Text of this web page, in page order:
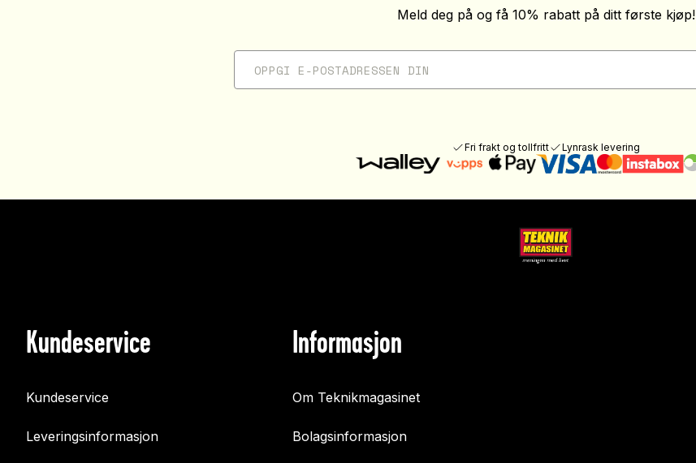
Meld deg på og få 10% rabatt på ditt første kjøp!
Fri frakt og tollfritt Lynrask levering
Kundeservice
Kundeservice
Leveringsinformasjon
Informasjon
Om Teknikmagasinet
Bolagsinformasjon